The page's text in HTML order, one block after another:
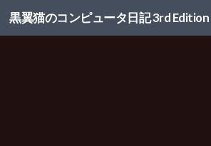
コンテンツへスキップ
黒翼猫のコンピュータ日記 3rd Edition